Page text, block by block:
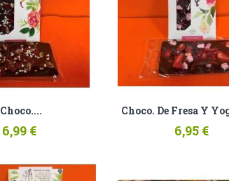
Choco....
6,99 € 6,95 €